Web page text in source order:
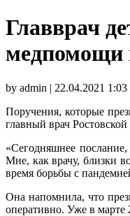
Главврач
медпомощи
by admin | 22.04.2021 1:03
Поручения, которые
главный врач
«Сегодняшнее
Мне, как врачу, близки
время борьбы с
Она напомнила, что
оперативно. Уже в марте